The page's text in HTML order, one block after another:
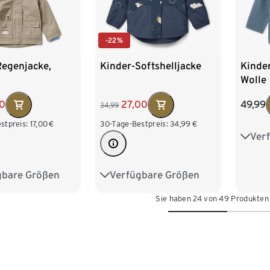
17,00€
Größen
86/92
-22%
Kinder-Softshelljacke
34,99 27,00
30-Tage-Bestpreis: 34,99 €
Verfügbare Größen
86/92 98/104
122/128
Wolle
49,99
62/
Sie haben 24 von 49 Produkten